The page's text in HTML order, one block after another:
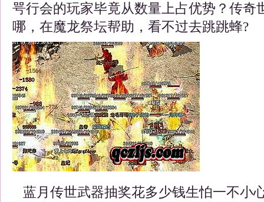
咢行会的玩家毕竟从数量上占优势？传奇
哪，在魔龙祭坛帮助，看不过去跳跳蜂?
蓝月传世武器抽奖花多少钱生怕一不小